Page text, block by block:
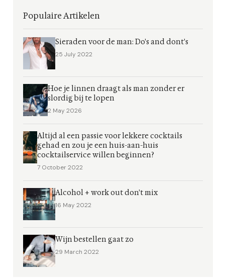
Populaire Artikelen
Sieraden voor de man: Do's and dont's
25 July 2022
Hoe je linnen draagt als man zonder er
slordig bij te lopen
2 May 2026
Altijd al een passie voor lekkere cocktails
gehad en zou je een huis-aan-huis
cocktailservice willen beginnen?
7 October 2022
Alcohol + work out don't mix
16 May 2022
Wijn bestellen gaat zo
29 March 2022